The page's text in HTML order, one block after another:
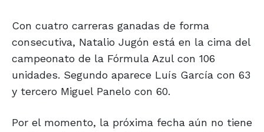
Con cuatro carreras ganadas de forma
consecutiva, Natalio Jugón está en la cima del
campeonato de la Fórmula Azul con 106
unidades. Segundo aparece Luís García con 63
y tercero Miguel Panelo con 60.
Por el momento, la próxima fecha aún no tiene